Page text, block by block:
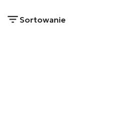
Sortowanie